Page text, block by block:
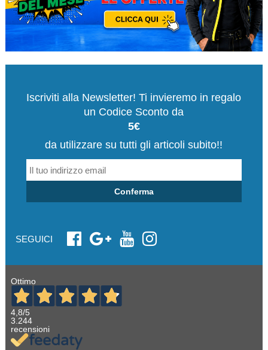
Iscriviti alla Newsletter! Ti invieremo in regalo
un Codice Sconto da
5€
da utilizzare su tutti gli articoli subito!!
Conferma
SEGUICI
Ottimo
4,8/5
3.244
recensioni